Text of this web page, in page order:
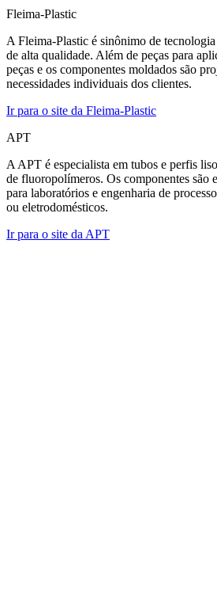
Fleima-Plastic
A Fleima-Plastic é sinônimo de
de alta qualidade. Além de peças para
peças e os componentes moldados são
necessidades individuais dos clientes.
Ir para o site da Fleima-Plastic
APT
A APT é especialista em tubos e perfis
de fluoropolímeros. Os componentes são
para laboratórios e engenharia de
ou eletrodomésticos.
Ir para o site da APT